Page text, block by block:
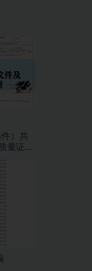
）共
量证明